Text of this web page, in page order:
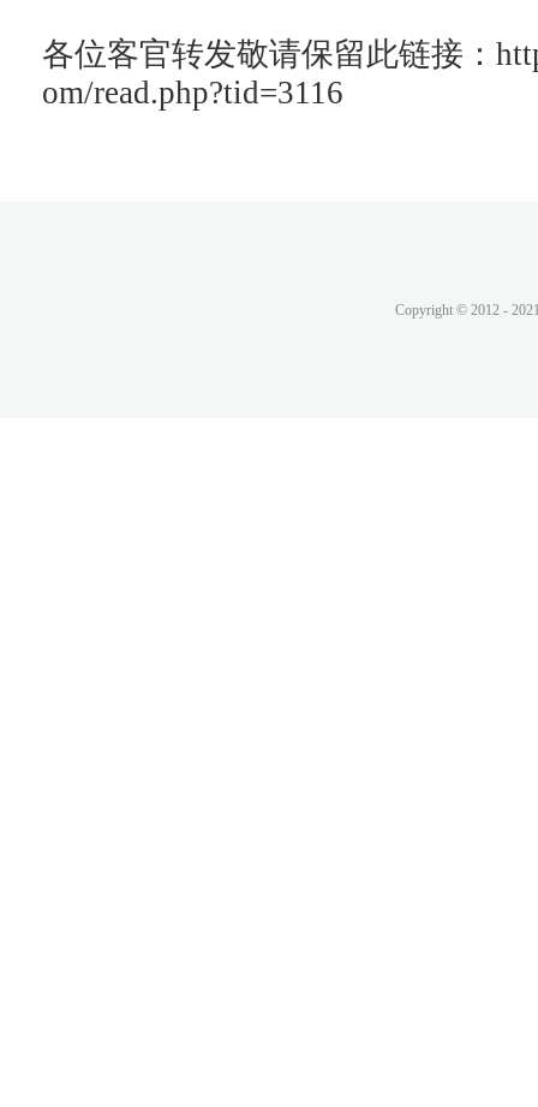
各位客官转发敬请保留此链接：
om/read.php?tid=3116
Copyright © 2012 -